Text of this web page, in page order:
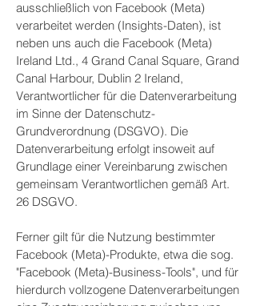
ausschließlich von Facebook (Meta)
verarbeitet werden (Insights-Daten), ist
neben uns auch die Facebook (Meta)
Ireland Ltd., 4 Grand Canal Square, Grand
Canal Harbour, Dublin 2 Ireland,
Verantwortlicher für die Datenverarbeitung
im Sinne der Datenschutz-
Grundverordnung (DSGVO). Die
Datenverarbeitung erfolgt insoweit auf
Grundlage einer Vereinbarung zwischen
gemeinsam Verantwortlichen gemäß Art.
26 DSGVO.
Ferner gilt für die Nutzung bestimmter
Facebook (Meta)-Produkte, etwa die sog.
"Facebook (Meta)-Business-Tools", und für
hierdurch vollzogene Datenverarbeitungen